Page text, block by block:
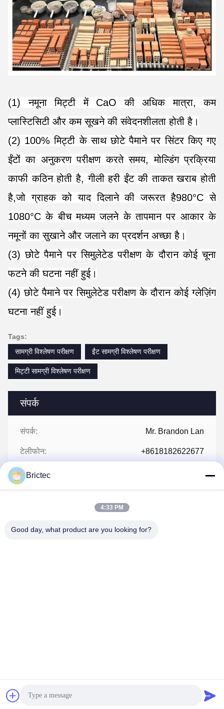
संपर्क
संपर्क: Mr. Brandon Lan
टेलीफोन: +8618182622677
फैक्स:
अब बात करें
(1) नमूना मिट्टी में CaO की अधिक मात्रा, कम
प्लास्टिसिटी और कम सूखने की संवेदनशीलता होती है।
(2) 100% मिट्टी के साथ छोटे पैमाने पर सिंटर किए गए
ईंटों का अनुकरण परीक्षण करते समय, मोल्डिंग प्रक्रिया
काफी कठिन होती है, गीली हरी ईंट की ताकत खराब होती
है,जो ग्राहक को याद दिलाने की जरूरत है980°C से
1080°C के बीच मध्यम जलने के तापमान पर आकार के
नमूनों का सुखाने और जलाने का प्रदर्शन अच्छा है।
(3) छोटे पैमाने पर सिमुलेटेड परीक्षण के दौरान कोई चूना
फटने की घटना नहीं हुई।
(4) छोटे पैमाने पर सिमुलेटेड परीक्षण के दौरान कोई ग्लेज़िंग
घटना नहीं हुई।
Tags:
सामग्री विश्लेषण परीक्षण
ईंट सामग्री विश्लेषण परीक्षण
मिट्टी सामग्री विश्लेषण परीक्षण
Brictec
4:33 PM
Good day, what product are you looking for?